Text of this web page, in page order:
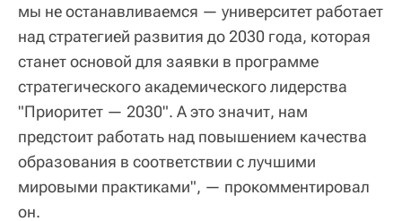
мы не останавливаемся — университет работает
над стратегией развития до 2030 года, которая
станет основой для заявки в программе
стратегического академического лидерства
"Приоритет — 2030". А это значит, нам
предстоит работать над повышением качества
образования в соответствии с лучшими
мировыми практиками", — прокомментировал
он.